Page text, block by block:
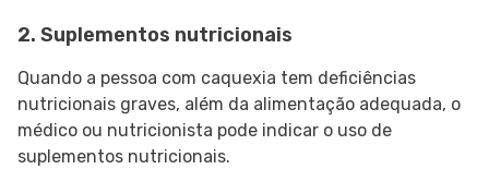
2. Suplementos nutricionais
Quando a pessoa com caquexia tem deficiências
nutricionais graves, além da alimentação adequada, o
médico ou nutricionista pode indicar o uso de
suplementos nutricionais.